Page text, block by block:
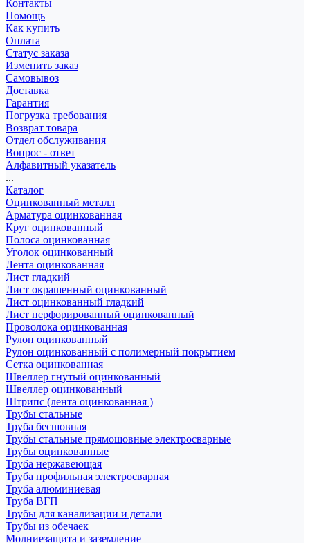
Контакты
Помощь
Как купить
Оплата
Статус заказа
Изменить заказ
Самовывоз
Доставка
Гарантия
Погрузка требования
Возврат товара
Отдел обслуживания
Вопрос - ответ
Алфавитный указатель
...
Каталог
Оцинкованный металл
Арматура оцинкованная
Круг оцинкованный
Полоса оцинкованная
Уголок оцинкованный
Лента оцинкованная
Лист гладкий
Лист окрашенный оцинкованный
Лист оцинкованный гладкий
Лист перфорированный оцинкованный
Проволока оцинкованная
Рулон оцинкованный
Рулон оцинкованный с полимерный покрытием
Сетка оцинкованная
Швеллер гнутый оцинкованный
Швеллер оцинкованный
Штрипс (лента оцинкованная )
Трубы стальные
Труба бесшовная
Трубы стальные прямошовные электросварные
Трубы оцинкованные
Труба нержавеющая
Труба профильная электросварная
Труба алюминиевая
Труба ВГП
Трубы для канализации и детали
Трубы из обечаек
Молниезащита и заземление